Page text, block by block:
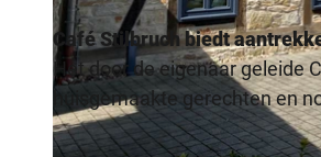
Café Stilbruch biedt
Het door de eigenaar geleide
huisgemaakte gerechten en